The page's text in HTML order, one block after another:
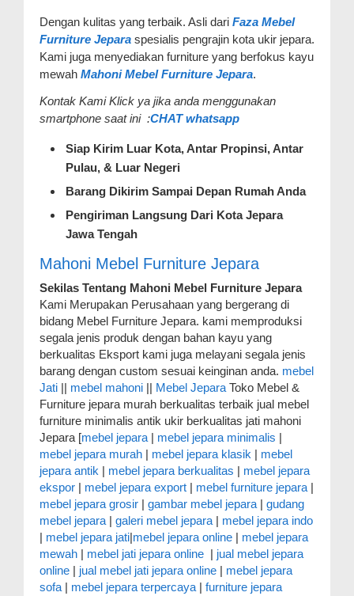
Dengan kulitas yang terbaik. Asli dari Faza Mebel
Furniture Jepara spesialis pengrajin kota ukir jepara.
Kami juga menyediakan furniture yang berfokus kayu
mewah Mahoni Mebel Furniture Jepara.
Kontak Kami Klick ya jika anda menggunakan
smartphone saat ini :CHAT whatsapp
Siap Kirim Luar Kota, Antar Propinsi, Antar
Pulau, & Luar Negeri
Barang Dikirim Sampai Depan Rumah Anda
Pengiriman Langsung Dari Kota Jepara
Jawa Tengah
Mahoni Mebel Furniture Jepara
Sekilas Tentang Mahoni Mebel Furniture Jepara
Kami Merupakan Perusahaan yang bergerang di
bidang Mebel Furniture Jepara. kami memproduksi
segala jenis produk dengan bahan kayu yang
berkualitas Eksport kami juga melayani segala jenis
barang dengan custom sesuai keinginan anda. mebel
Jati || mebel mahoni || Mebel Jepara Toko Mebel &
Furniture jepara murah berkualitas terbaik jual mebel
furniture minimalis antik ukir berkualitas jati mahoni
Jepara [mebel jepara | mebel jepara minimalis |
mebel jepara murah | mebel jepara klasik | mebel
jepara antik | mebel jepara berkualitas | mebel jepara
ekspor | mebel jepara export | mebel furniture jepara |
mebel jepara grosir | gambar mebel jepara | gudang
mebel jepara | galeri mebel jepara | mebel jepara indo
| mebel jepara jati|mebel jepara online | mebel jepara
mewah | mebel jati jepara online | jual mebel jepara
online | jual mebel jati jepara online | mebel jepara
sofa | mebel jepara terpercaya | furniture jepara